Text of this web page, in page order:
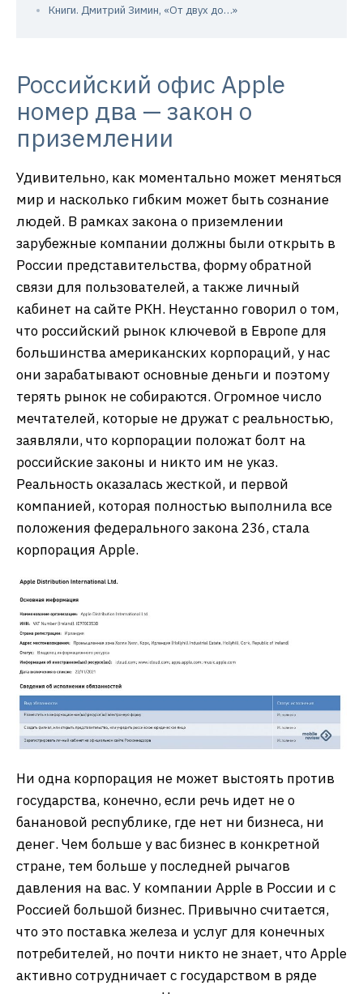
Книги. Дмитрий Зимин, «От двух до…»
Российский офис Apple
номер два — закон о
приземлении
Удивительно, как моментально может меняться
мир и насколько гибким может быть сознание
людей. В рамках закона о приземлении
зарубежные компании должны были открыть в
России представительства, форму обратной
связи для пользователей, а также личный
кабинет на сайте РКН. Неустанно говорил о том,
что российский рынок ключевой в Европе для
большинства американских корпораций, у нас
они зарабатывают основные деньги и поэтому
терять рынок не собираются. Огромное число
мечтателей, которые не дружат с реальностью,
заявляли, что корпорации положат болт на
российские законы и никто им не указ.
Реальность оказалась жесткой, и первой
компанией, которая полностью выполнила все
положения федерального закона 236, стала
корпорация Apple.
Ни одна корпорация не может выстоять против
государства, конечно, если речь идет не о
банановой республике, где нет ни бизнеса, ни
денег. Чем больше у вас бизнес в конкретной
стране, тем больше у последней рычагов
давления на вас. У компании Apple в России и с
Россией большой бизнес. Привычно считается,
что это поставка железа и услуг для конечных
потребителей, но почти никто не знает, что Apple
активно сотрудничает с государством в ряде